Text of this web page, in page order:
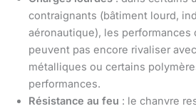
contraignants (bâtiment lourd,
aéronautique), les performances
peuvent pas encore rivaliser
métalliques ou certains
performances.
Résistance au feu : le chanvre